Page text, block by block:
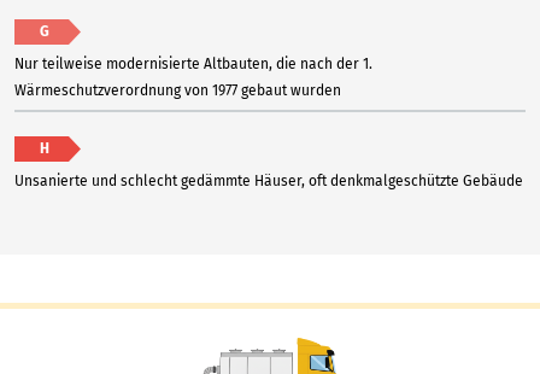
G
Nur teilweise modernisierte Altbauten, die nach der 1.
Wärmeschutzverordnung von 1977 gebaut wurden
H
Unsanierte und schlecht gedämmte Häuser, oft denkmalgeschützte Gebäude